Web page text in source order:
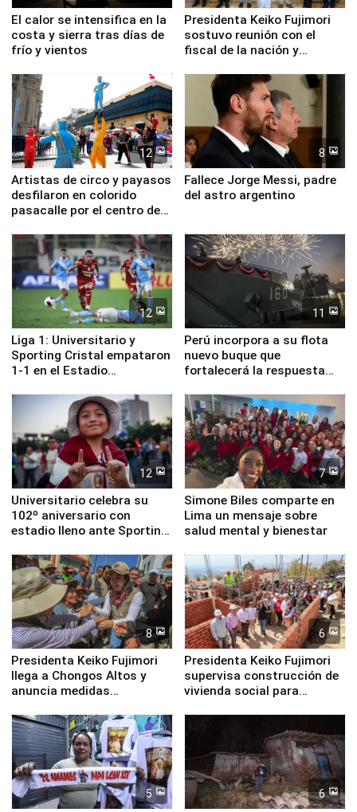
El calor se intensifica en la
costa y sierra tras días de
frío y vientos
Presidenta Keiko Fujimori
sostuvo reunión con el
fiscal de la nación y
12
Artistas de circo y payasos
desfilaron en colorido
pasacalle por el centro de
8
Fallece Jorge Messi, padre
del astro argentino
12
Liga 1: Universitario y
Sporting Cristal empataron
1-1 en el Estadio
11
Perú incorpora a su flota
nuevo buque que
fortalecerá la respuesta
12
Universitario celebra su
102º aniversario con
estadio lleno ante Sporting
7
Simone Biles comparte en
Lima un mensaje sobre
salud mental y bienestar
8
Presidenta Keiko Fujimori
llega a Chongos Altos y
anuncia medidas
educación, salud y empleo
6
Presidenta Keiko Fujimori
supervisa construcción de
vivienda social para
5 6